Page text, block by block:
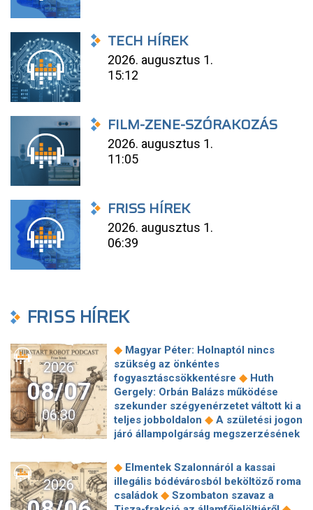
TECH HÍREK
2026. augusztus 1.
15:12
FILM-ZENE-SZÓRAKOZÁS
2026. augusztus 1.
11:05
FRISS HÍREK
2026. augusztus 1.
06:39
FRISS HÍREK
2026
08/07
06:30
◆ Magyar Péter: Holnaptól nincs
szükség az önkéntes
fogyasztáscsökkentésre ◆ Huth
Gergely: Orbán Balázs működése
szekunder szégyenérzetet váltott ki a
teljes jobboldalon ◆ A születési jogon
járó állampolgárság megszerzésének
Donald Trump
◆ „Kevésen múlt a
katasztrófa” – szintet léphetett az
orosz hibrid hadviselés
Ákos: Vagyonkezelés közérdekből: mi
2026
◆ Elmentek Szalonnáról a kassai
illegális bódévárosból beköltöző roma
családok ◆ Szombaton szavaz a